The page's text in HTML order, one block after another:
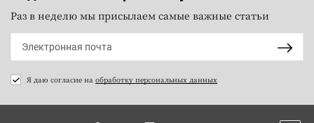
Раз в неделю мы присылаем самые важные статьи
Я даю согласие на обработку персональных данных